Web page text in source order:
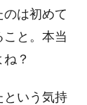
は初めて
と。本当
？
という気持